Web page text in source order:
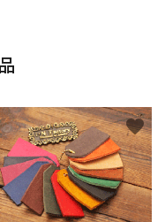
favorite